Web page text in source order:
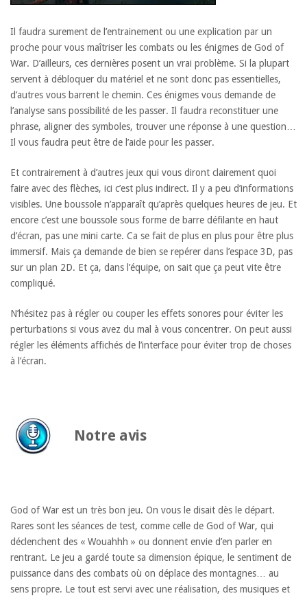
Il faudra surement de l’entrainement ou une explication par un
proche pour vous maîtriser les combats ou les énigmes de God of
War. D’ailleurs, ces dernières posent un vrai problème. Si la plupart
servent à débloquer du matériel et ne sont donc pas essentielles,
d’autres vous barrent le chemin. Ces énigmes vous demande de
l’analyse sans possibilité de les passer. Il faudra reconstituer une
phrase, aligner des symboles, trouver une réponse à une question…
Il vous faudra peut être de l’aide pour les passer.
Et contrairement à d’autres jeux qui vous diront clairement quoi
faire avec des flèches, ici c’est plus indirect. Il y a peu d’informations
visibles. Une boussole n’apparaît qu’après quelques heures de jeu. Et
encore c’est une boussole sous forme de barre défilante en haut
d’écran, pas une mini carte. Ca se fait de plus en plus pour être plus
immersif. Mais ça demande de bien se repérer dans l’espace 3D, pas
sur un plan 2D. Et ça, dans l’équipe, on sait que ça peut vite être
compliqué.
N’hésitez pas à régler ou couper les effets sonores pour éviter les
perturbations si vous avez du mal à vous concentrer. On peut aussi
régler les éléments affichés de l’interface pour éviter trop de choses
à l’écran.
Notre avis
God of War est un très bon jeu. On vous le disait dès le départ.
Rares sont les séances de test, comme celle de God of War, qui
déclenchent des « Wouahhh » ou donnent envie d’en parler en
rentrant. Le jeu a gardé toute sa dimension épique, le sentiment de
puissance dans des combats où on déplace des montagnes… au
sens propre. Le tout est servi avec une réalisation, des musiques et